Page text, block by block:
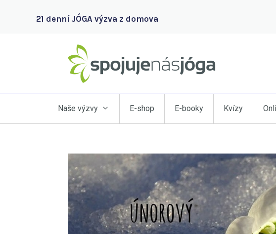
Naše výzvy E-shop E-booky Kvízy
21 denní JÓGA výzva z domova